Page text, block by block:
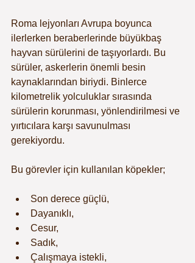
Roma lejyonları Avrupa boyunca
ilerlerken beraberlerinde büyükbaş
hayvan sürülerini de taşıyorlardı. Bu
sürüler, askerlerin önemli besin
kaynaklarından biriydi. Binlerce
kilometrelik yolculuklar sırasında
sürülerin korunması, yönlendirilmesi ve
yırtıcılara karşı savunulması
gerekiyordu.
Bu görevler için kullanılan köpekler;
Son derece güçlü,
Dayanıklı,
Cesur,
Sadık,
Çalışmaya istekli,